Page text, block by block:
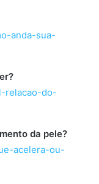
anda-sua-
relacao-do-
da pele?
acelera-ou-